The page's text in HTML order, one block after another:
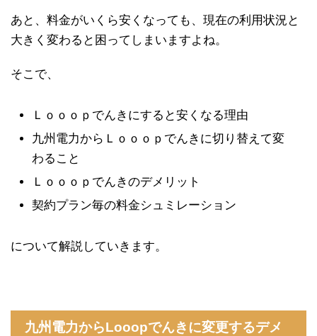
あと、料金がいくら安くなっても、現在の利用状況と
大きく変わると困ってしまいますよね。
そこで、
Ｌｏｏｏｐでんきにすると安くなる理由
九州電力からＬｏｏｏｐでんきに切り替えて変
わること
Ｌｏｏｏｐでんきのデメリット
契約プラン毎の料金シュミレーション
について解説していきます。
九州電力からLooopでんきに変更するデメ